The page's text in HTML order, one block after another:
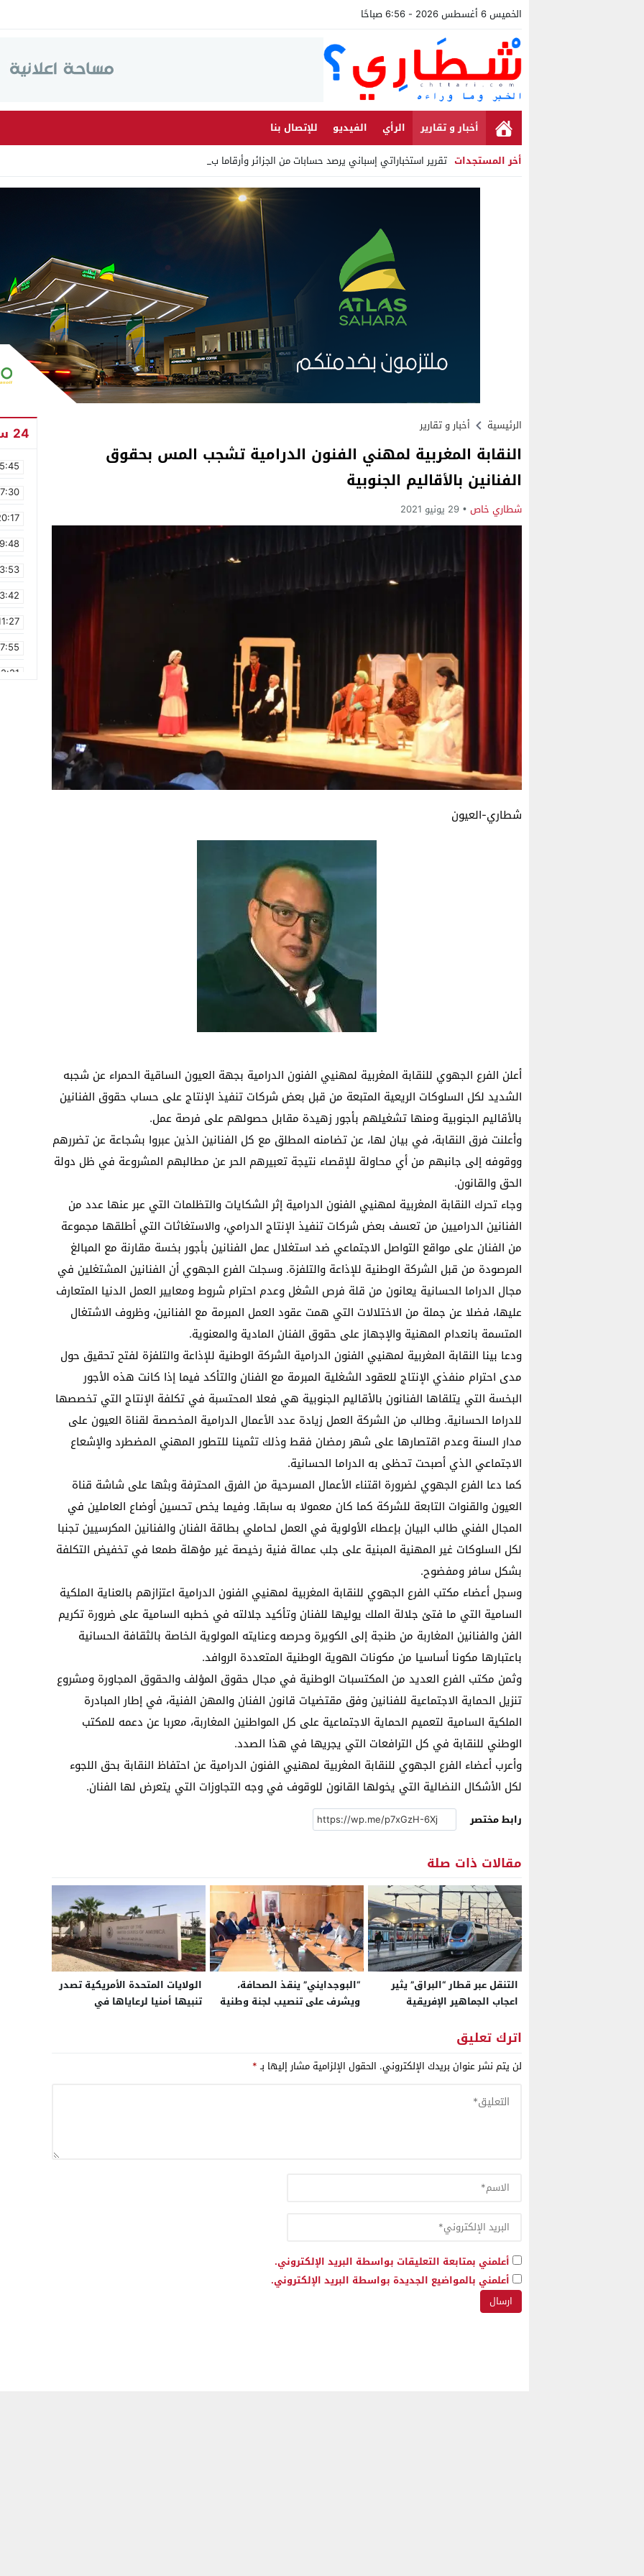
الخميس 6 أغسطس 2026 - 6:56 صباحًا
أخبار و تقارير الرأي الفيديو
للإتصال بنا
أخر المستجدات تقرير استخباراتي إسباني يرصد حسابات من الجزائر وأرقاما بـ”213+” ضمن ح _
Stop
الرئيسية أخبار و تقارير
النقابة المغربية لمهني الفنون الدرامية تشجب المس بحقوق
الفنانين بالأقاليم الجنوبية
شطاري خاص 29 يونيو 2021
شطاري-العيون
أعلن الفرع الجهوي للنقابة المغربية لمهنيي الفنون الدرامية بجهة العيون الساقية الحمراء عن شجبه
الشديد لكل السلوكات الريعية المتبعة من قبل بعض شركات تنفيذ الإنتاج على حساب حقوق الفنانين
بالأقاليم الجنوبية ومنها تشغيلهم بأجور زهيدة مقابل حصولهم على فرصة عمل.
وأعلنت فرق النقابة، في بيان لها، عن تضامنه المطلق مع كل الفنانين الذين عبروا بشجاعة عن تضررهم
ووقوفه إلى جانبهم من أي محاولة للإقصاء نتيجة تعبيرهم الحر عن مطالبهم المشروعة في ظل دولة
الحق والقانون.
وجاء تحرك النقابة المغربية لمهنيي الفنون الدرامية إثر الشكايات والتظلمات التي عبر عنها عدد من
الفنانين الدراميين من تعسف بعض شركات تنفيذ الإنتاج الدرامي، والاستغاثات التي أطلقها مجموعة
من الفنان على مواقع التواصل الاجتماعي ضد استغلال عمل الفنانين بأجور بخسة مقارنة مع المبالغ
المرصودة من قبل الشركة الوطنية للإذاعة والتلفزة. وسجلت الفرع الجهوي أن الفنانين المشتغلين في
مجال الدراما الحسانية يعانون من قلة فرص الشغل وعدم احترام شروط ومعايير العمل الدنيا المتعارف
عليها، فضلا عن جملة من الاختلالات التي همت عقود العمل المبرمة مع الفنانين، وظروف الاشتغال
المتسمة بانعدام المهنية والإجهاز على حقوق الفنان المادية والمعنوية.
ودعا بينا النقابة المغربية لمهنيي الفنون الدرامية الشركة الوطنية للإذاعة والتلفزة لفتح تحقيق حول
مدى احترام منفذي الإنتاج للعقود الشغلية المبرمة مع الفنان والتأكد فيما إذا كانت هذه الأجور
البخسة التي يتلقاها الفنانون بالأقاليم الجنوبية هي فعلا المحتسبة في تكلفة الإنتاج التي تخصصها
للدراما الحسانية. وطالب من الشركة العمل زيادة عدد الأعمال الدرامية المخصصة لقناة العيون على
مدار السنة وعدم اقتصارها على شهر رمضان فقط وذلك تثمينا للتطور المهني المضطرد والإشعاع
الاجتماعي الذي أصبحت تحظى به الدراما الحسانية.
كما دعا الفرع الجهوي لضرورة اقتناء الأعمال المسرحية من الفرق المحترفة وبثها على شاشة قناة
العيون والقنوات التابعة للشركة كما كان معمولا به سابقا. وفيما يخص تحسين أوضاع العاملين في
المجال الفني طالب البيان بإعطاء الأولوية في العمل لحاملي بطاقة الفنان والفنانين المكرسيين تجنبا
لكل السلوكات غير المهنية المبنية على جلب عمالة فنية رخيصة غير مؤهلة طمعا في تخفيض التكلفة
بشكل سافر ومفضوح.
وسجل أعضاء مكتب الفرع الجهوي للنقابة المغربية لمهنيي الفنون الدرامية اعتزازهم بالعناية الملكية
السامية التي ما فتئ جلالة الملك يوليها للفنان وتأكيد جلالته في خطبه السامية على ضرورة تكريم
الفن والفنانين المغاربة من طنجة إلى الكويرة وحرصه وعنايته المولوية الخاصة بالثقافة الحسانية
باعتبارها مكونا أساسيا من مكونات الهوية الوطنية المتعددة الروافد.
وثمن مكتب الفرع العديد من المكتسبات الوطنية في مجال حقوق المؤلف والحقوق المجاورة ومشروع
تنزيل الحماية الاجتماعية للفنانين وفق مقتضيات قانون الفنان والمهن الفنية، في إطار المبادرة
الملكية السامية لتعميم الحماية الاجتماعية على كل المواطنين المغاربة، معربا عن دعمه للمكتب
الوطني للنقابة في كل الترافعات التي يجريها في هذا الصدد.
وأعرب أعضاء الفرع الجهوي للنقابة المغربية لمهنيي الفنون الدرامية عن احتفاظ النقابة بحق اللجوء
لكل الأشكال النضالية التي يخولها القانون للوقوف في وجه التجاوزات التي يتعرض لها الفنان.
رابط مختصر
مقالات ذات صلة
التنقل عبر قطار “البراق” يثير
اعجاب الجماهير الإفريقية
ثاني بلد إفريقي يمتلك قطارا
فائق السرعة
“البوجدايني” ينقذ الصحافة،
ويشرف على تنصيب لجنة وطنية
الولايات المتحدة الأمريكية تصدر
تنبيها أمنيا لرعاياها في
اترك تعليق
لن يتم نشر عنوان بريدك الإلكتروني. الحقول الإلزامية مشار إليها بـ*
أعلمني بمتابعة التعليقات بواسطة البريد الإلكتروني.
أعلمني بالمواضيع الجديدة بواسطة البريد الإلكتروني.
24 ساعة